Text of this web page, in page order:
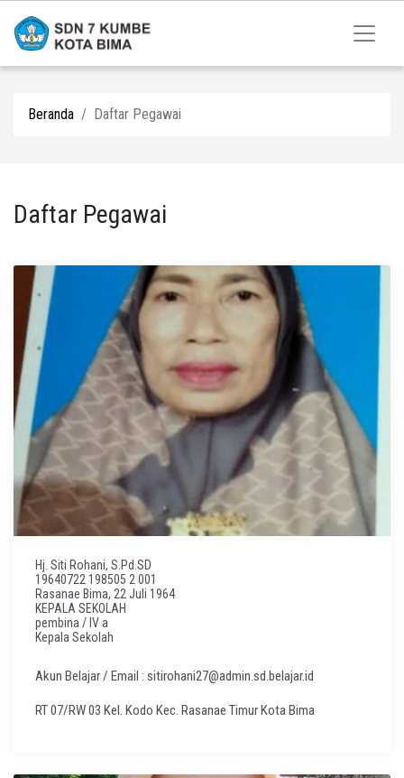
Beranda Daftar Pegawai
Daftar Pegawai
Hj. Siti Rohani, S.Pd.SD
19640722 198505 2 001
Rasanae Bima, 22 Juli 1964
KEPALA SEKOLAH
pembina / IV a
Kepala Sekolah
Akun Belajar / Email : sitirohani27@admin.sd.belajar.id
RT 07/RW 03 Kel. Kodo Kec. Rasanae Timur Kota Bima